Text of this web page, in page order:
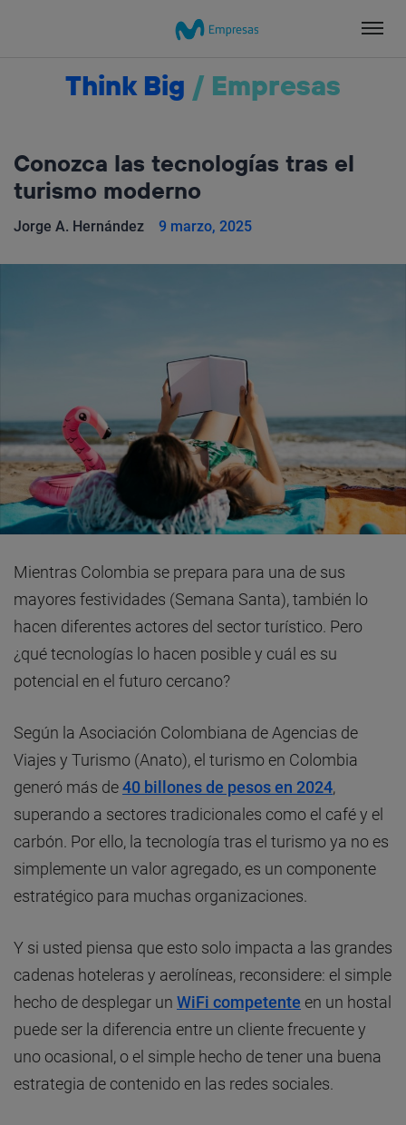
Think Big / Empresas
Conozca las tecnologías tras el
turismo moderno
Jorge A. Hernández 9 marzo, 2025
Mientras Colombia se prepara para una de sus
mayores festividades (Semana Santa), también lo
hacen diferentes actores del sector turístico. Pero
¿qué tecnologías lo hacen posible y cuál es su
potencial en el futuro cercano?
Según la Asociación Colombiana de Agencias de
Viajes y Turismo (Anato), el turismo en Colombia
generó más de40 billones de pesos en 2024,
superando a sectores tradicionales como el café y el
carbón. Por ello, la tecnología tras el turismo ya no es
simplemente un valor agregado, es un componente
estratégico para muchas organizaciones.
Y si usted piensa que esto solo impacta a las grandes
cadenas hoteleras y aerolíneas, reconsidere: el simple
hecho de desplegar un WiFi competente en un hostal
puede ser la diferencia entre un cliente frecuente y
uno ocasional, o el simple hecho de tener una buena
estrategia de contenido en las redes sociales.